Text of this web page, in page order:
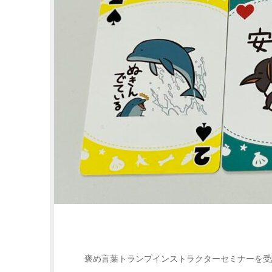
褒め言葉トランプインストラクターセミナーを